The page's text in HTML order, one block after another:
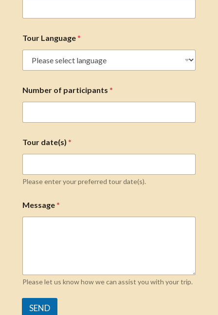
Tour Language*
Number of participants *
Tour date(s) *
Please enter your preferred tour date(s).
Message*
Please let us know how we can assist you with your trip.
SEND